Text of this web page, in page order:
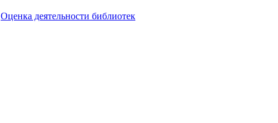
Оценка деятельности библиотек